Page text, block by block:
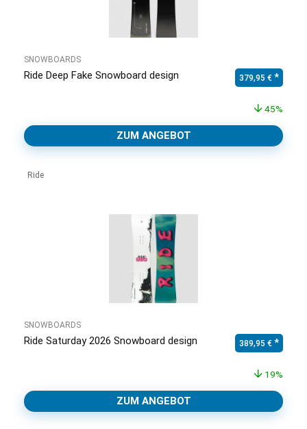
SNOWBOARDS
Ride Deep Fake Snowboard design Ursprünglicher
379,95 €
45%
ZUM ANGEBOT
Ride
SNOWBOARDS
Ride Saturday 2026 Snowboard design Ursprünglicher
389,95 €
19%
ZUM ANGEBOT